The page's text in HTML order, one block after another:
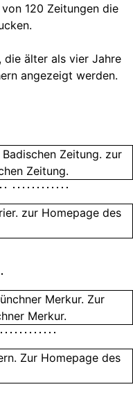
120 Zeitungen die
die älter als vier Jahre
angezeigt werden.